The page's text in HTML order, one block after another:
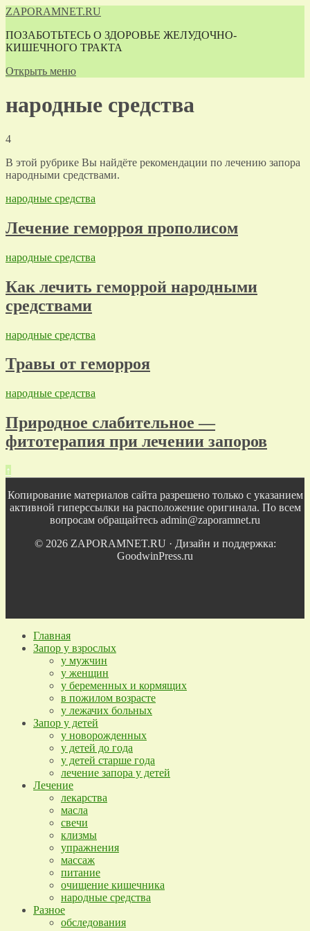
ZAPORAMNET.RU
ПОЗАБОТЬТЕСЬ О ЗДОРОВЬЕ ЖЕЛУДОЧНО-
КИШЕЧНОГО ТРАКТА
Открыть меню
народные средства
4
В этой рубрике Вы найдёте рекомендации по лечению запора
народными средствами.
народные средства
Лечение геморроя прополисом
народные средства
Как лечить геморрой народными
средствами
народные средства
Травы от геморроя
народные средства
Природное слабительное —
фитотерапия при лечении запоров
↑
Копирование материалов сайта разрешено только с указанием
активной гиперссылки на расположение оригинала. По всем
вопросам обращайтесь admin@zaporamnet.ru
© 2026 ZAPORAMNET.RU · Дизайн и поддержка:
GoodwinPress.ru
Главная
Запор у взрослых
у мужчин
у женщин
у беременных и кормящих
в пожилом возрасте
у лежачих больных
Запор у детей
у новорожденных
у детей до года
у детей старше года
лечение запора у детей
Лечение
лекарства
масла
свечи
клизмы
упражнения
массаж
питание
очищение кишечника
народные средства
Разное
обследования